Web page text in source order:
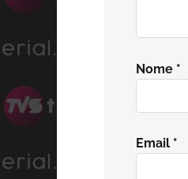
Nome *
Email *